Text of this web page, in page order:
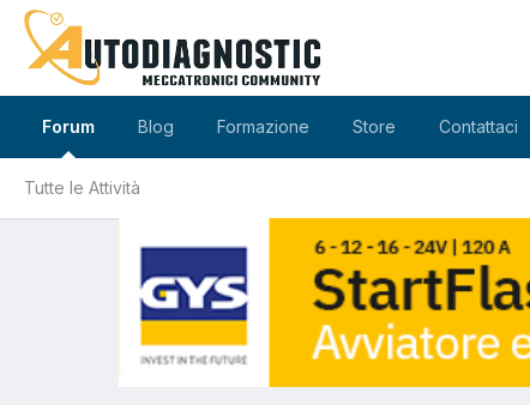
Forum
Tutte le Attività
Blog Formazione Store Contattaci